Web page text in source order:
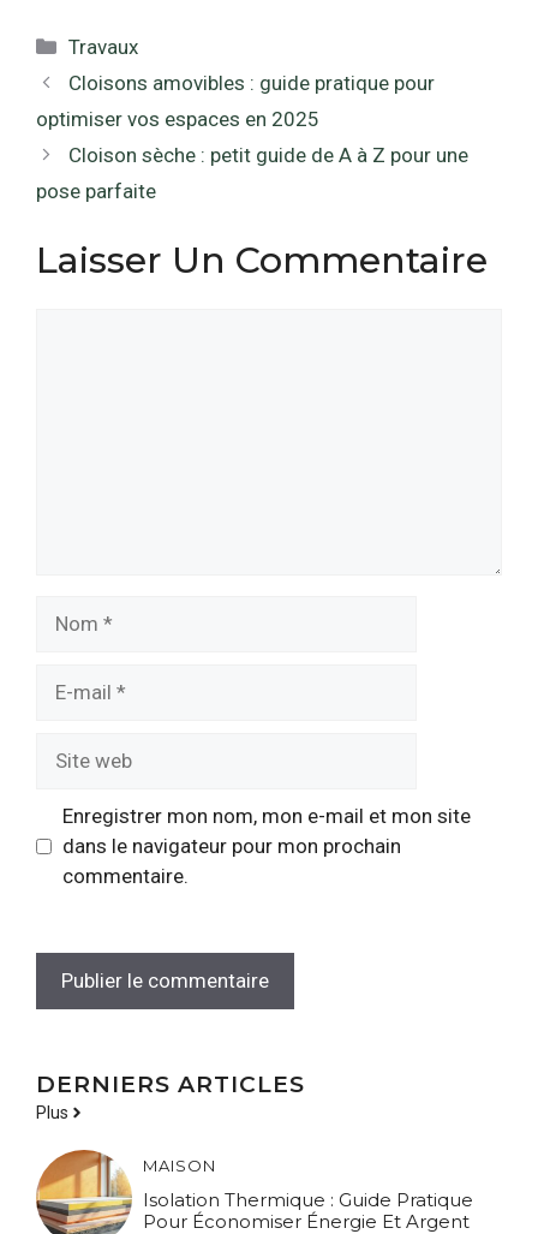
Catégories
Travaux
Cloisons amovibles : guide pratique pour
optimiser vos espaces en 2025
Cloison sèche : petit guide de A à Z pour une
pose parfaite
Laisser Un Commentaire
Enregistrer mon nom, mon e-mail et mon site
dans le navigateur pour mon prochain
commentaire.
DERNIERS ARTICLES
Plus
MAISON
Isolation Thermique : Guide Pratique
Pour Économiser Énergie Et Argent